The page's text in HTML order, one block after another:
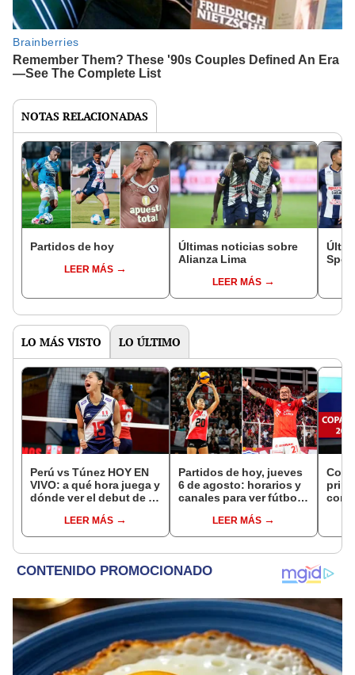
NOTAS RELACIONADAS
Partidos de hoy
LEER MÁS
Últimas noticias sobre
Alianza Lima
LEER MÁS
LO MÁS VISTO LO ÚLTIMO
Perú vs Túnez HOY EN
VIVO: a qué hora juega y
dónde ver el debut de la
Sub 17 de Vóley 2026
LEER MÁS
Partidos de hoy, jueves
6 de agosto: horarios y
canales para ver fútbol
LEER MÁS